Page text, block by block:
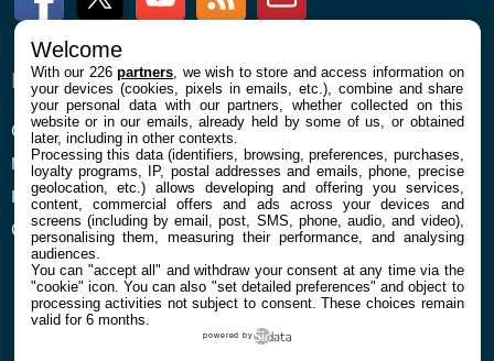
ENTREPRISE
Confidentialité et Cookies
Mentions légales et CGU
Préférences Cookies
Qui sommes nous
À PROPOS
Contact
Welcome
With our 226partners , we wish to store and access information on
your devices (cookies, pixels in emails, etc.), combine and share
your personal data with our partners, whether collected on this
website or in our emails, already held by some of us, or obtained
later, including in other contexts.
Processing this data (identifiers, browsing, preferences, purchases,
loyalty programs, IP, postal addresses and emails, phone, precise
geolocation, etc.) allows developing and offering you services,
content, commercial offers and ads across your devices and
screens (including by email, post, SMS, phone, audio, and video),
personalising them, measuring their performance, and analysing
audiences.
You can "accept all" and withdraw your consent at any time via the
"cookie" icon. You can also "set detailed preferences" and object to
processing activities not subject to consent. These choices remain
valid for 6 months.
powered by